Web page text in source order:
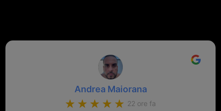
Andrea Maiorana
22 ore fa